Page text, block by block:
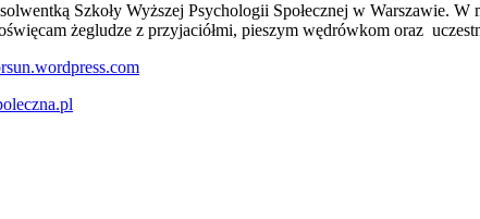
Szkoły Wyższej Psychologii Społecznej w Warszawie.
żegludze z przyjaciółmi, pieszym wędrówkom oraz